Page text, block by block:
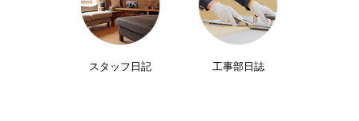
スタッフ日記 工事部日誌